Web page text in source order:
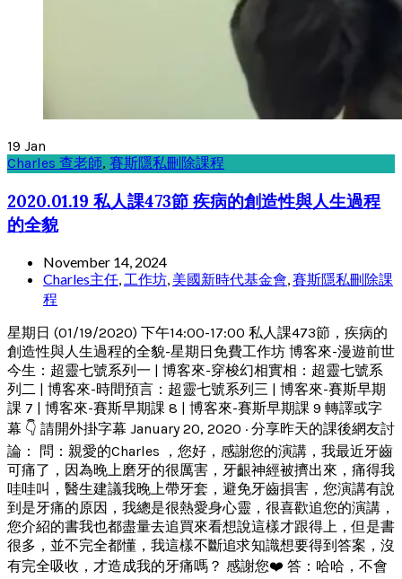
19 Jan
Charles 查老師, 賽斯隱私刪除課程
2020.01.19 私人課473節 疾病的創造性與人生過程
的全貌
November 14, 2024
Charles主任, 工作坊, 美國新時代基金會,賽斯隱私刪除課
程
星期日 (01/19/2020) 下午14:00-17:00 私人課473節，疾病的
創造性與人生過程的全貌-星期日免費工作坊 博客來-漫遊前世
今生：超靈七號系列一 | 博客來-穿梭幻相實相：超靈七號系
列二 | 博客來-時間預言：超靈七號系列三 | 博客來-賽斯早期
課 7 | 博客來-賽斯早期課 8 | 博客來-賽斯早期課 9 轉譯或字
幕 👇 請開外掛字幕 January 20, 2020 · 分享昨天的課後網友討
論： 問：親愛的Charles ，您好，感謝您的演講，我最近牙齒
可痛了，因為晚上磨牙的很厲害，牙齦神經被擠出來，痛得我
哇哇叫，醫生建議我晚上帶牙套，避免牙齒損害，您演講有說
到是牙痛的原因，我總是很熱愛身心靈，很喜歡追您的演講，
您介紹的書我也都盡量去追買來看想說這樣才跟得上，但是書
很多，並不完全都懂，我這樣不斷追求知識想要得到答案，沒
有完全吸收，才造成我的牙痛嗎？ 感謝您❤️ 答：哈哈，不會